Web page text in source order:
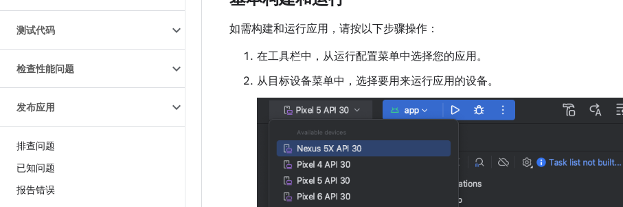
测试代码
检查性能问题
发布应用
排查问题
已知问题
报告错误
如需构建和运行应用，请按以下步骤操作：
在工具栏中，从运行配置菜单中选择您的应用。
从目标设备菜单中，选择要用来运行应用的设备。